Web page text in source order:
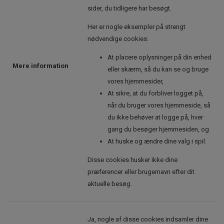
Mere information
sider, du tidligere har besøgt.
Her er nogle eksempler på strengt
nødvendige cookies:
At placere oplysninger på din enhed
eller skærm, så du kan se og bruge
vores hjemmesider,
At sikre, at du forbliver logget på,
når du bruger vores hjemmeside, så
du ikke behøver at logge på, hver
gang du besøger hjemmesiden, og
At huske og ændre dine valg i spil.
Disse cookies husker ikke dine
præferencer eller brugernavn efter dit
aktuelle besøg.
Ja, nogle af disse cookies indsamler dine